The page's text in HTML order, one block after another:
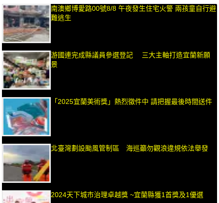
南澳鄉博愛路00號8/8 午夜發生住宅火警 兩孩童自行避
難逃生
游國連完成縣議員參選登記 三大主軸打造宜蘭新願
景
「2025宜蘭美術獎」熱烈徵件中 請把握最後時間送件
北臺灣劃設颱風管制區 海巡籲勿觀浪違規依法舉發
2024天下城市治理卓越獎 ~宜蘭縣獲1首獎及1優選